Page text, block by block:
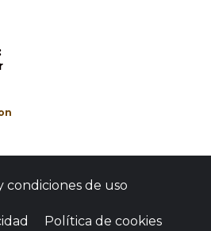
condiciones de uso
Política de cookies